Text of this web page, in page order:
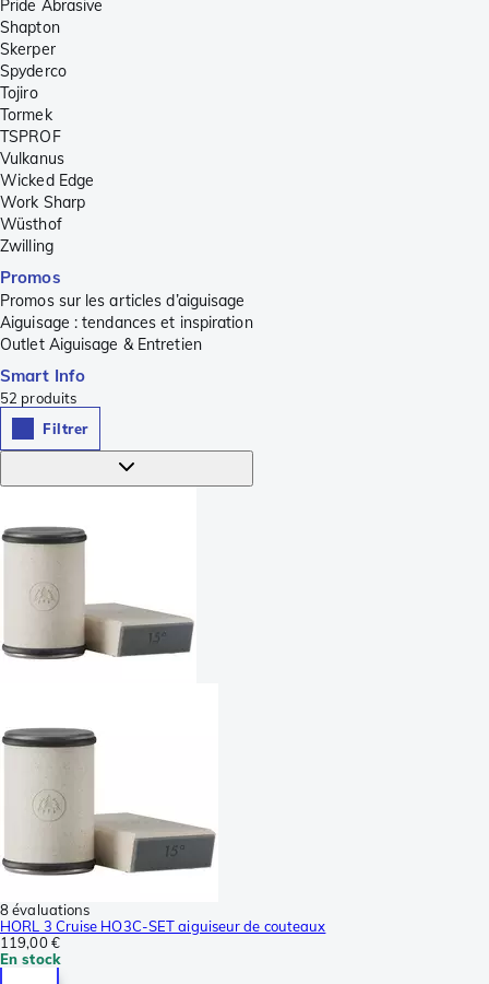
Pride Abrasive
Shapton
Skerper
Spyderco
Tojiro
Tormek
TSPROF
Vulkanus
Wicked Edge
Work Sharp
Wüsthof
Zwilling
Promos
Promos sur les articles d’aiguisage
Aiguisage : tendances et inspiration
Outlet Aiguisage & Entretien
Smart Info
52 produits
Filtrer
8 évaluations
HORL 3 Cruise HO3C-SET aiguiseur de couteaux
119,00 €
En stock